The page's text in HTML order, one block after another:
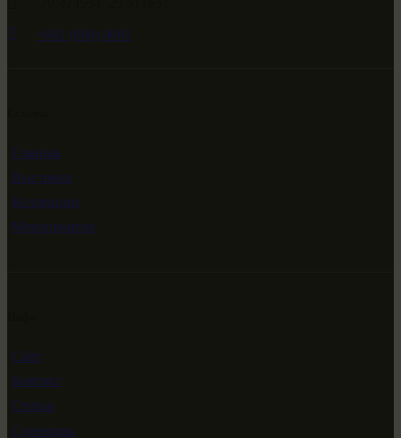
+682 (000) 0001
Главная
Выставки
Коллекции
Мероприятия
Сайт
Контакт
Статьи
Сувениры